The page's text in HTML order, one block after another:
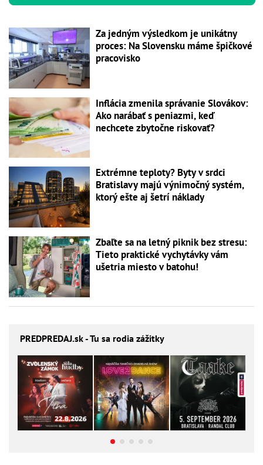
Za jedným výsledkom je unikátny
proces: Na Slovensku máme špičkové
pracovisko
Inflácia zmenila správanie Slovákov:
Ako narábať s peniazmi, keď
nechcete zbytočne riskovať?
Extrémne teploty? Byty v srdci
Bratislavy majú výnimočný systém,
ktorý ešte aj šetrí náklady
Zbaľte sa na letný piknik bez stresu:
Tieto praktické vychytávky vám
ušetria miesto v batohu!
PREDPREDAJ.sk - Tu sa rodia zážitky